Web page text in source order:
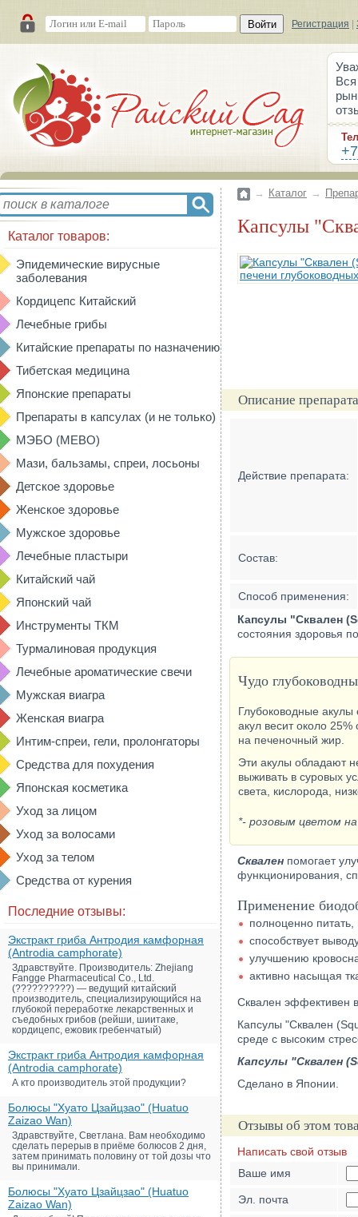
Войти Регистрация
Каталог товаров:
Эпидемические вирусные
заболевания
Кордицепс Китайский
Лечебные грибы
Китайские препараты по назначению
Тибетская медицина
Японские препараты
Препараты в капсулах (и не только)
МЭБО (MEBO)
Мази, бальзамы, спреи, лосьоны
Детское здоровье
Женское здоровье
Мужское здоровье
Лечебные пластыри
Китайский чай
Японский чай
Инструменты ТКМ
Турмалиновая продукция
Лечебные ароматические свечи
Мужская виагра
Женская виагра
Интим-спреи, гели, пролонгаторы
Средства для похудения
Японская косметика
Уход за лицом
Уход за волосами
Уход за телом
Средства от курения
Последние отзывы:
Экстракт гриба Антродия камфорная
(Antrodia camphorate)
Здравствуйте. Производитель: Zhejiang
Fangge Pharmaceutical Co., Ltd.
(??????????) — ведущий китайский
производитель, специализирующийся на
глубокой переработке лекарственных и
съедобных грибов (рейши, шиитаке,
кордицепс, ежовик гребенчатый)
Экстракт гриба Антродия камфорная
(Antrodia camphorate)
А кто производитель этой продукции?
Болюсы "Хуато Цзайцзао" (Huatuo
Zaizao Wan)
Здравствуйте, Светлана. Вам необходимо
сделать перерыв в приёме болюсов 2 дня,
затем принимать половину от той дозы что
вы принимали.
Болюсы "Хуато Цзайцзао" (Huatuo
Zaizao Wan)
→ Каталог →
Капсулы
Описание
Действие препарата:
Состав:
Способ применения:
Капсулы "Сквален
состояния здоровья
Чудо
Глубоководные
акул весит около
на печеночный жир.
Эти акулы обладают
выживать в суровых
света, кислорода,
*- розовым цветом
Сквален помогает
функционирования,
Применение
полноценно питать,
способствует
улучшению
активно насыщая
Сквален эффективен
Капсулы "Сквален
среде с высоким
Капсулы "Сквален
Сделано в Японии.
Отзывы об этом
Написать свой отзыв
Ваше имя
Эл. почта